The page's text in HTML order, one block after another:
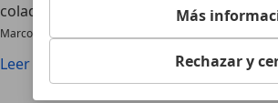
Más
Rechazar y
colado reduzcan su eficacia.
Marcos Diego
Leer más